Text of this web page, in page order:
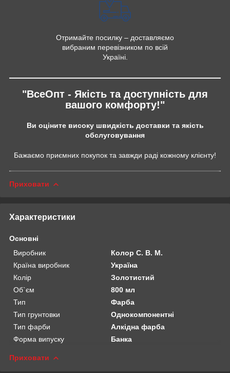
Отримайте посилку – доставляємо
вибраним перевізником по всій
Україні.
"ВсеОпт - Якість та доступність для
вашого комфорту!"
Ви оціните високу швидкість доставки та якість
обслуговування
Бажаємо приємних покупок та завжди раді кожному клієнту!
Приховати
Характеристики
Основні
Виробник
Колор С. В. М.
Країна виробник
Україна
Колір
Золотистий
Об`єм
800 мл
Тип
Фарба
Тип грунтовки
Однокомпонентні
Тип фарби
Алкідна фарба
Форма випуску
Банка
Приховати